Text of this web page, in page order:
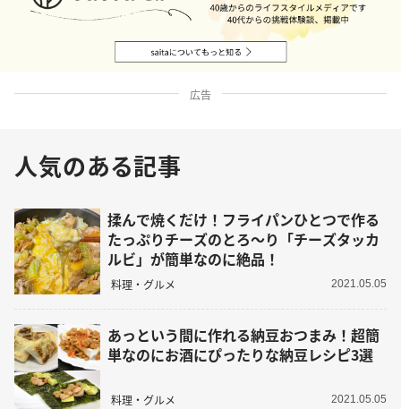
広告
人気のある記事
揉んで焼くだけ！フライパンひとつで作る
たっぷりチーズのとろ〜り「チーズタッカ
ルビ」が簡単なのに絶品！
料理・グルメ 2021.05.05
あっという間に作れる納豆おつまみ！超簡
単なのにお酒にぴったりな納豆レシピ3選
料理・グルメ 2021.05.05